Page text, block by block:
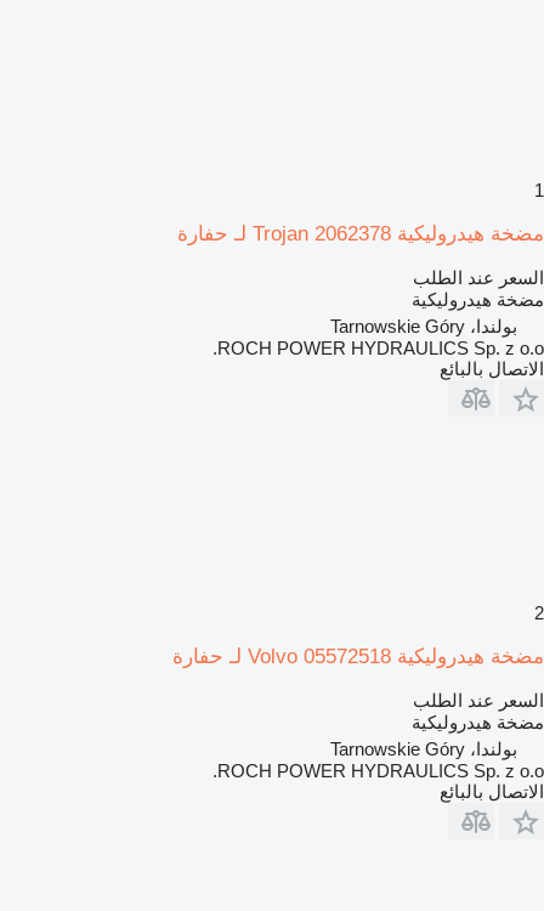
1
مضخة هيدروليكية Trojan 2062378 لـ حفارة
السعر عند الطلب
مضخة هيدروليكية
بولندا، Tarnowskie Góry
ROCH POWER HYDRAULICS Sp. z o.o.
الاتصال بالبائع
2
مضخة هيدروليكية Volvo 05572518 لـ حفارة
السعر عند الطلب
مضخة هيدروليكية
بولندا، Tarnowskie Góry
ROCH POWER HYDRAULICS Sp. z o.o.
الاتصال بالبائع